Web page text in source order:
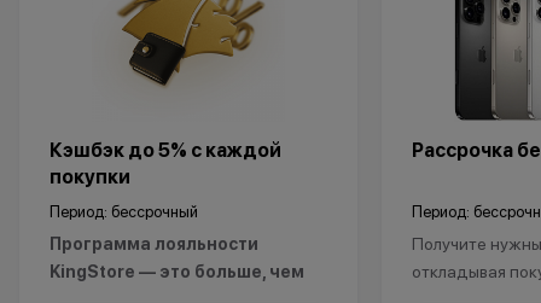
Кэшбэк до 5% с каждой
покупки
Период: бессрочный
Программа лояльности
KingStore — это больше, чем
Рассрочка
Период:
Получите
откладывая